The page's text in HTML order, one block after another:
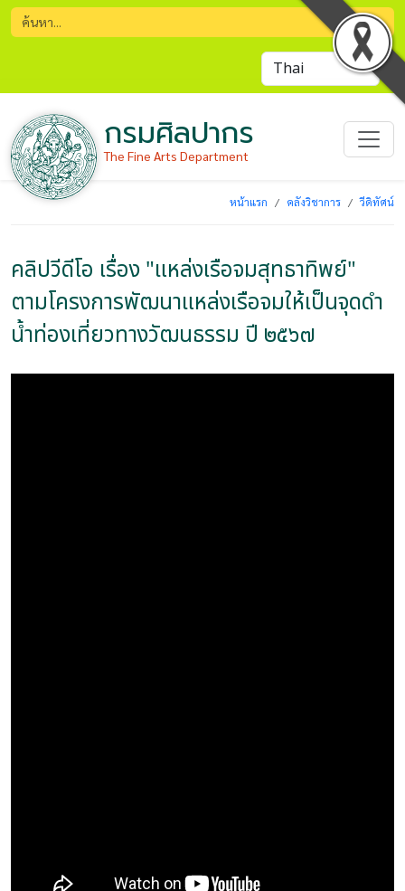
กรมศิลปากร
The Fine Arts Department
หน้าแรก คลังวิชาการ วีดิทัศน์
คลิปวีดีโอ เรื่อง "แหล่งเรือจมสุทธาทิพย์"
ตามโครงการพัฒนาแหล่งเรือจมให้เป็นจุดดำ
น้ำท่องเที่ยวทางวัฒนธรรม ปี ๒๕๖๗